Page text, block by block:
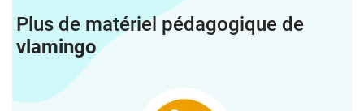
Plus de matériel pédagogique de
vlamingo